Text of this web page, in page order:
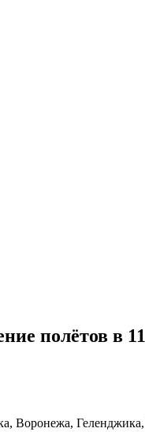
полётов в
Воронежа,